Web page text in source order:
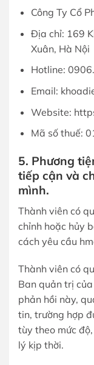
Công Ty Cổ
Địa chỉ: 169
Xuân, Hà Nội
Hotline:
Email:
Website:
Mã số thuế:
5. Phương
tiếp cận và
mình.
Thành viên có
chỉnh hoặc hủy
cách yêu cầu
Thành viên có
Ban quản trị
phản hồi này,
tin, trường hợp
tùy theo mức
lý kịp thời.